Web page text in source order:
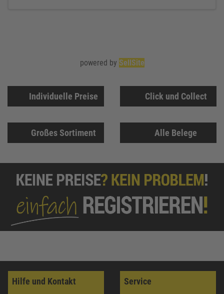
Individuelle Preise Click und Collect
Großes Sortiment Alle Belege
Hilfe und Kontakt Service
powered by SellSite